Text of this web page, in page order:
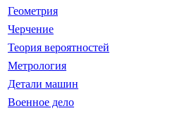
Геометрия
Черчение
Теория вероятностей
Метрология
Детали машин
Военное дело